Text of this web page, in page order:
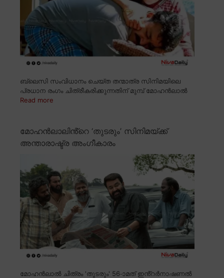
ബ്ലെസി സംവിധാനം ചെയ്ത തന്മാത്ര സിനിമയിലെ
പ്രധാന രംഗം ചിത്രീകരിക്കുന്നതിന് മുമ്പ് മോഹൻലാൽ
Read more
മോഹൻലാലിൻ്റെ ‘തുടരും’ സിനിമയ്ക്ക്
അന്താരാഷ്ട്ര അംഗീകാരം
മോഹൻലാൽ ചിത്രം 'തുടരും' 56-ാമത് ഇൻ്റർനാഷണൽ